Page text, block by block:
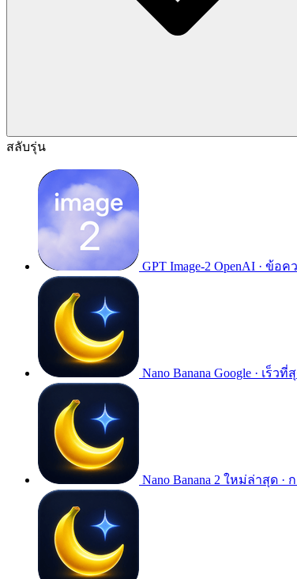
สลับรุ่น
GPT Image-2 OpenAI · ข้อ
Nano Banana Google · เร็ว
Nano Banana 2 ใหม่ล่าสุด ·